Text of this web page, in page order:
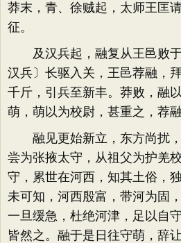
莽末，青、徐贼起，太师王匡
征。
及汉兵起，融复从王邑败于
汉兵〕长驱入关，王邑荐融，
千斤，引兵至新丰。莽败，融
萌，萌以为校尉，甚重之，荐
融见更始新立，东方尚扰，
尝为张掖太守，从祖父为护羌
守，累世在河西，知其土俗，
未可知，河西殷富，带河为固
一旦缓急，杜绝河津，足以自
皆然之。融于是日往守萌，辞